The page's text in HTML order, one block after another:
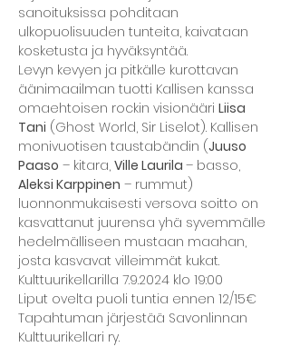
sanoituksissa pohditaan
ulkopuolisuuden tunteita, kaivataan
kosketusta ja hyväksyntää.
Levyn kevyen ja pitkälle kurottavan
äänimaailman tuotti Kallisen kanssa
omaehtoisen rockin visionääri Liisa
Tani (Ghost World, Sir Liselot). Kallisen
monivuotisen taustabändin (Juuso
Paaso – kitara, Ville Laurila – basso,
Aleksi Karppinen – rummut)
luonnonmukaisesti versova soitto on
kasvattanut juurensa yhä syvemmälle
hedelmälliseen mustaan maahan,
josta kasvavat villeimmät kukat.
Kulttuurikellarilla 7.9.2024 klo 19:00
Liput ovelta puoli tuntia ennen 12/15€
Tapahtuman järjestää Savonlinnan
Kulttuurikellari ry.